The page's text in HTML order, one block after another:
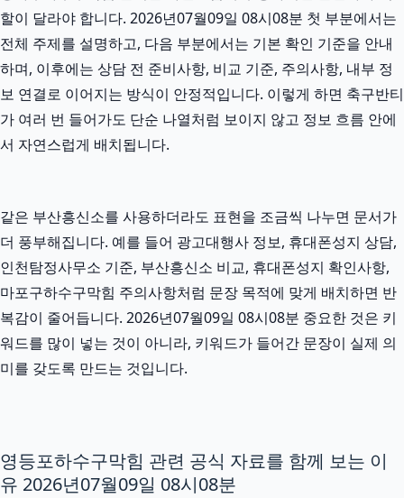
할이 달라야 합니다. 2026년07월09일 08시08분 첫 부분에서는
전체 주제를 설명하고, 다음 부분에서는 기본 확인 기준을 안내
하며, 이후에는 상담 전 준비사항, 비교 기준, 주의사항, 내부 정
보 연결로 이어지는 방식이 안정적입니다. 이렇게 하면 축구반티
가 여러 번 들어가도 단순 나열처럼 보이지 않고 정보 흐름 안에
서 자연스럽게 배치됩니다.
같은 부산흥신소를 사용하더라도 표현을 조금씩 나누면 문서가
더 풍부해집니다. 예를 들어 광고대행사 정보, 휴대폰성지 상담,
인천탐정사무소 기준, 부산흥신소 비교, 휴대폰성지 확인사항,
마포구하수구막힘 주의사항처럼 문장 목적에 맞게 배치하면 반
복감이 줄어듭니다. 2026년07월09일 08시08분 중요한 것은 키
워드를 많이 넣는 것이 아니라, 키워드가 들어간 문장이 실제 의
미를 갖도록 만드는 것입니다.
영등포하수구막힘 관련 공식 자료를 함께 보는 이
유 2026년07월09일 08시08분